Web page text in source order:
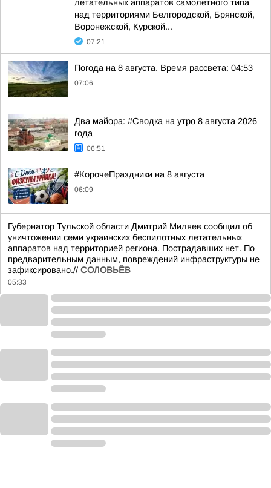
летательных аппаратов самолетного типа
над территориями Белгородской, Брянской,
Воронежской, Курской...
07:21
Погода на 8 августа. Время рассвета: 04:53
07:06
Два майора: #Сводка на утро 8 августа 2026
года
06:51
#КорочеПраздники на 8 августа
06:09
Губернатор Тульской области Дмитрий Миляев сообщил об
уничтожении семи украинских беспилотных летательных
аппаратов над территорией региона. Пострадавших нет. По
предварительным данным, повреждений инфраструктуры не
зафиксировано.// СОЛОВЬЁВ
05:33